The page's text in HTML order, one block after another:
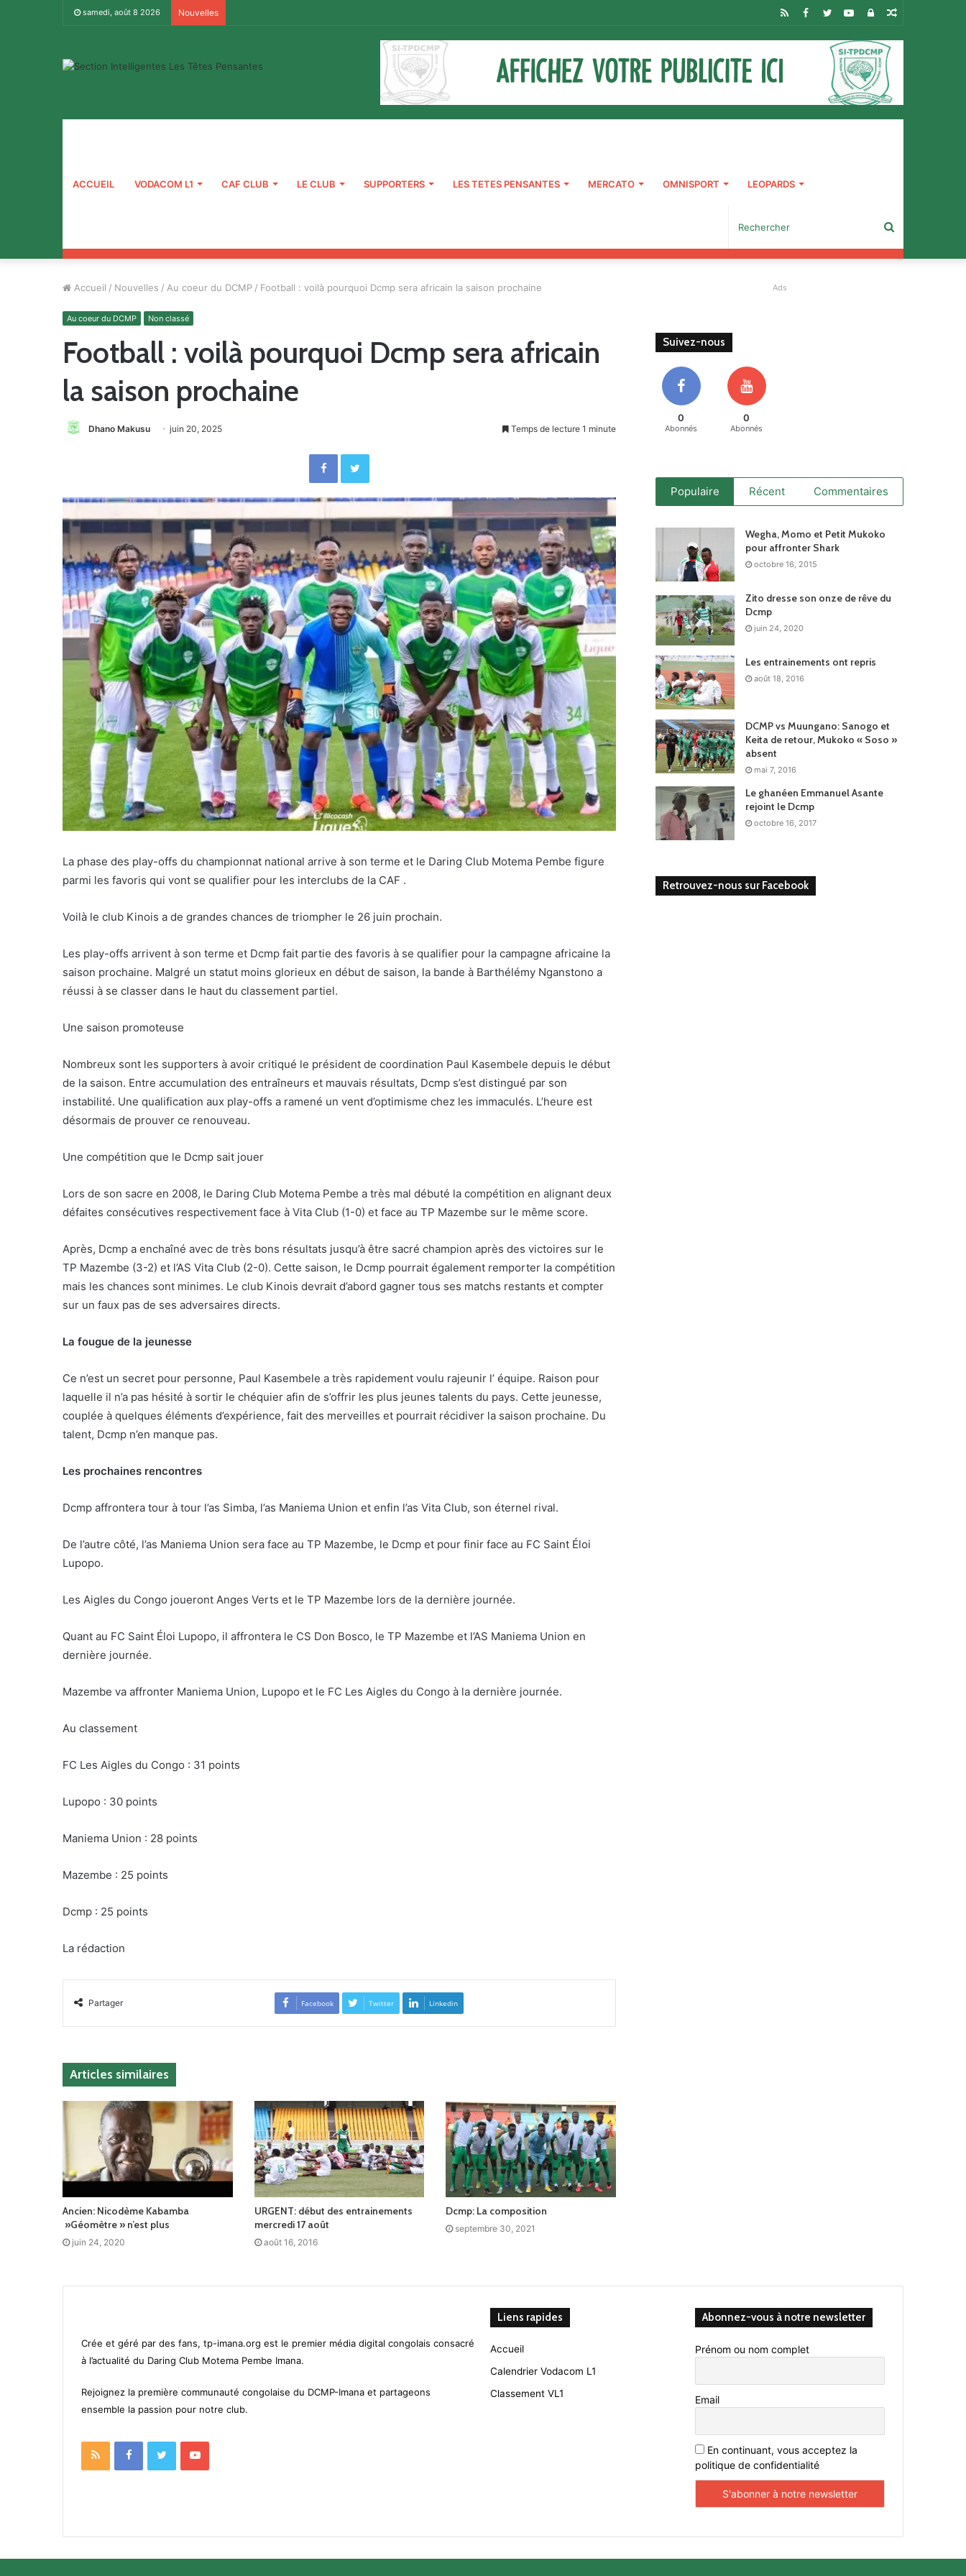
samedi, août 8 2026 Nouvelles Article
Connexion
YouTube
Twitter
Facebook
RSS
ACCUEIL VODACOM L1 CAF CLUB LE CLUB SUPPORTERS LES TETES PENSANTES MERCATO OMNISPORT LEOPARDS
Accueil / Nouvelles / Au coeur du DCMP / Football : voilà pourquoi Dcmp sera africain la saison prochaine
Au coeur du DCMP Non classé
Football : voilà pourquoi Dcmp sera africain
la saison prochaine
Dhano Makusu juin 20, 2025 Temps de lecture 1 minute
FacebookTwitter
La phase des play-offs du championnat national arrive à son terme et le Daring Club Motema Pembe figure
parmi les favoris qui vont se qualifier pour les interclubs de la CAF .
Voilà le club Kinois a de grandes chances de triompher le 26 juin prochain.
Les play-offs arrivent à son terme et Dcmp fait partie des favoris à se qualifier pour la campagne africaine la
saison prochaine. Malgré un statut moins glorieux en début de saison, la bande à Barthélémy Nganstono a
réussi à se classer dans le haut du classement partiel.
Une saison promoteuse
Nombreux sont les supporters à avoir critiqué le président de coordination Paul Kasembele depuis le début
de la saison. Entre accumulation des entraîneurs et mauvais résultats, Dcmp s’est distingué par son
instabilité. Une qualification aux play-offs a ramené un vent d’optimisme chez les immaculés. L’heure est
désormais de prouver ce renouveau.
Une compétition que le Dcmp sait jouer
Lors de son sacre en 2008, le Daring Club Motema Pembe a très mal débuté la compétition en alignant deux
défaites consécutives respectivement face à Vita Club (1-0) et face au TP Mazembe sur le même score.
Après, Dcmp a enchaîné avec de très bons résultats jusqu’à être sacré champion après des victoires sur le
TP Mazembe (3-2) et l’AS Vita Club (2-0). Cette saison, le Dcmp pourrait également remporter la compétition
mais les chances sont minimes. Le club Kinois devrait d’abord gagner tous ses matchs restants et compter
sur un faux pas de ses adversaires directs.
La fougue de la jeunesse
Ce n’est un secret pour personne, Paul Kasembele a très rapidement voulu rajeunir l’ équipe. Raison pour
laquelle il n’a pas hésité à sortir le chéquier afin de s’offrir les plus jeunes talents du pays. Cette jeunesse,
couplée à quelques éléments d’expérience, fait des merveilles et pourrait récidiver la saison prochaine. Du
talent, Dcmp n’en manque pas.
Les prochaines rencontres
Dcmp affrontera tour à tour l’as Simba, l’as Maniema Union et enfin l’as Vita Club, son éternel rival.
De l’autre côté, l’as Maniema Union sera face au TP Mazembe, le Dcmp et pour finir face au FC Saint Éloi
Lupopo.
Les Aigles du Congo joueront Anges Verts et le TP Mazembe lors de la dernière journée.
Quant au FC Saint Éloi Lupopo, il affrontera le CS Don Bosco, le TP Mazembe et l’AS Maniema Union en
dernière journée.
Mazembe va affronter Maniema Union, Lupopo et le FC Les Aigles du Congo à la dernière journée.
Au classement
FC Les Aigles du Congo : 31 points
Lupopo : 30 points
Maniema Union : 28 points
Mazembe : 25 points
Dcmp : 25 points
La rédaction
Partager Facebook Twitter Linkedin
Articles similaires
Ancien: Nicodème Kabamba
»Géomètre » n’est plus
juin 24, 2020
URGENT: début des entrainements
mercredi 17 août
août 16, 2016
Dcmp: La composition
septembre 30, 2021
Ads
Suivez-nous
0
Abonnés
0
Abonnés
Populaire Récent Commentaires
Wegha, Momo et Petit Mukoko
pour affronter Shark
octobre 16, 2015
Zito dresse son onze de rêve du
Dcmp
juin 24, 2020
Les entrainements ont repris
août 18, 2016
DCMP vs Muungano: Sanogo et
Keita de retour, Mukoko « Soso »
absent
mai 7, 2016
Le ghanéen Emmanuel Asante
rejoint le Dcmp
octobre 16, 2017
Retrouvez-nous sur Facebook
Crée et géré par des fans, tp-imana.org est le premier média digital congolais consacré
à l’actualité du Daring Club Motema Pembe Imana.
Rejoignez la première communauté congolaise du DCMP-Imana et partageons
ensemble la passion pour notre club.
RSS FacebookTwitterYouTube
Liens rapides
Accueil
Calendrier Vodacom L1
Classement VL1
Abonnez-vous à notre newsletter
Prénom ou nom complet
Email
En continuant, vous acceptez la
politique de confidentialité